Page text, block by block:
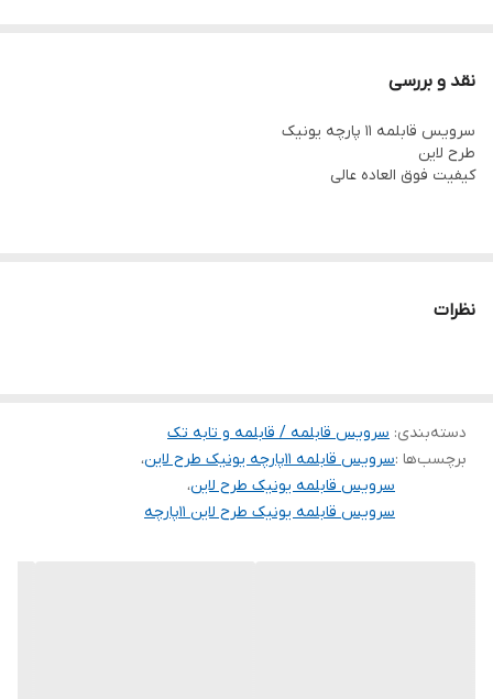
نقد و بررسی
سرویس قابلمه ۱۱ پارچه یونیک
طرح لاین
کیفیت فوق العاده عالی
نظرات
دسته‌بندی: سرویس قابلمه / قابلمه و تابه تک
برچسب‌ها :سرویس قابلمه ۱۱پارچه یونیک طرح لاین
،
سرویس قابلمه یونیک طرح لاین،
سرویس قابلمه یونیک طرح لاین ۱۱پارچه